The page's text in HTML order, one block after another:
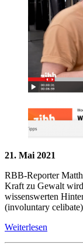
21. Mai 2021
RBB-Reporter
Kraft zu Gewalt
wissenswerten
(involuntary
Weiterlesen